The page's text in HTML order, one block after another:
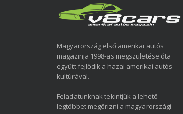
Magyarország első amerikai autós
magazinja 1998-as megszületése óta
együtt fejlődik a hazai amerikai autós
kultúrával.
Feladatunknak tekintjük a lehető
legtöbbet megőrizni a magyarországi